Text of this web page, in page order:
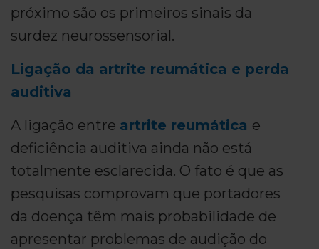
próximo são os primeiros sinais da
surdez neurossensorial.
Ligação da artrite reumática e perda
auditiva
A ligação entre artrite reumática e
deficiência auditiva ainda não está
totalmente esclarecida. O fato é que as
pesquisas comprovam que portadores
da doença têm mais probabilidade de
apresentar problemas de audição do